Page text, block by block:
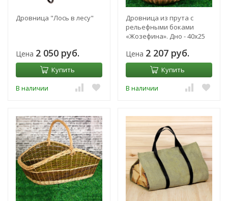
Дровница "Лось в лесу"
Цена 2 050 руб.
Купить
В наличии
Дровница из прута с
рельефными боками
«Жозефина». Дно - 40х25
15/25
Цена 2 207 руб.
Купить
В наличии